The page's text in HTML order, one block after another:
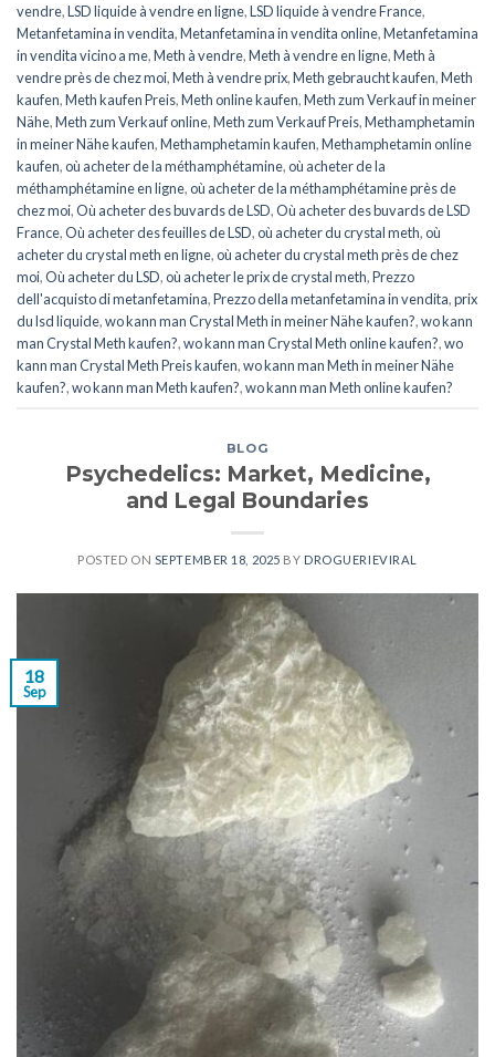
vendre,LSD liquide à vendre en ligne,LSD liquide à vendre France,
Metanfetamina in vendita,Metanfetamina in vendita online,Metanfetamina
in vendita vicino a me,Meth à vendre,Meth à vendre en ligne,Meth à
vendre près de chez moi,Meth à vendre prix,Meth gebraucht kaufen,Meth
kaufen,Meth kaufen Preis,Meth online kaufen,Meth zum Verkauf in meiner
Nähe,Meth zum Verkauf online,Meth zum Verkauf Preis,Methamphetamin
in meiner Nähe kaufen,Methamphetamin kaufen,Methamphetamin online
kaufen,où acheter de la méthamphétamine,où acheter de la
méthamphétamine en ligne,où acheter de la méthamphétamine près de
chez moi,Où acheter des buvards de LSD,Où acheter des buvards de LSD
France,Où acheter des feuilles de LSD,où acheter du crystal meth,où
acheter du crystal meth en ligne,où acheter du crystal meth près de chez
moi,Où acheter du LSD,où acheter le prix de crystal meth,Prezzo
dell'acquisto di metanfetamina,Prezzo della metanfetamina in vendita,prix
du lsd liquide,wo kann man Crystal Meth in meiner Nähe kaufen?,wo kann
man Crystal Meth kaufen?,wo kann man Crystal Meth online kaufen?,wo
kann man Crystal Meth Preis kaufen,wo kann man Meth in meiner Nähe
kaufen?,wo kann man Meth kaufen?,wo kann man Meth online kaufen?
BLOG
Psychedelics: Market, Medicine,
and Legal Boundaries
POSTED ON SEPTEMBER 18, 2025 BY DROGUERIEVIRAL
18
Sep